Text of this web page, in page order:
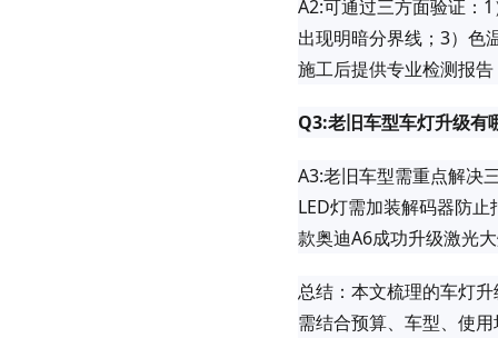
A2:可通过三方面验证：
出现明暗分界线；3）色
施工后提供专业检测报
Q3:老旧车型车灯升级有
A3:老旧车型需重点解决
LED灯需加装解码器防
款奥迪A6成功升级激光
总结：本文梳理的车灯
需结合预算、车型、使